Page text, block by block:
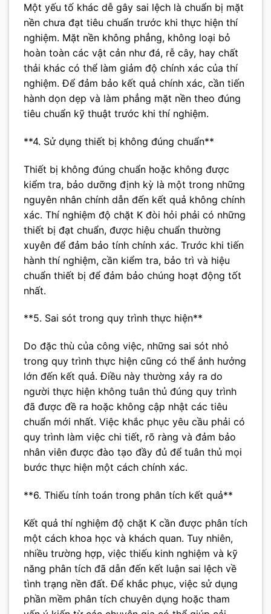
Một yếu tố khác dễ gây sai lệch là chuẩn bị mặt
nền chưa đạt tiêu chuẩn trước khi thực hiện thí
nghiệm. Mặt nền không phẳng, không loại bỏ
hoàn toàn các vật cản như đá, rễ cây, hay chất
thải khác có thể làm giảm độ chính xác của thí
nghiệm. Để đảm bảo kết quả chính xác, cần tiến
hành dọn dẹp và làm phẳng mặt nền theo đúng
tiêu chuẩn kỹ thuật trước khi thí nghiệm.
**4. Sử dụng thiết bị không đúng chuẩn**
Thiết bị không đúng chuẩn hoặc không được
kiểm tra, bảo dưỡng định kỳ là một trong những
nguyên nhân chính dẫn đến kết quả không chính
xác. Thí nghiệm độ chặt K đòi hỏi phải có những
thiết bị đạt chuẩn, được hiệu chuẩn thường
xuyên để đảm bảo tính chính xác. Trước khi tiến
hành thí nghiệm, cần kiểm tra, bảo trì và hiệu
chuẩn thiết bị để đảm bảo chúng hoạt động tốt
nhất.
**5. Sai sót trong quy trình thực hiện**
Do đặc thù của công việc, những sai sót nhỏ
trong quy trình thực hiện cũng có thể ảnh hưởng
lớn đến kết quả. Điều này thường xảy ra do
người thực hiện không tuân thủ đúng quy trình
đã được đề ra hoặc không cập nhật các tiêu
chuẩn mới nhất. Việc khắc phục yêu cầu phải có
quy trình làm việc chi tiết, rõ ràng và đảm bảo
nhân viên được đào tạo đầy đủ để tuân thủ mọi
bước thực hiện một cách chính xác.
**6. Thiếu tính toán trong phân tích kết quả**
Kết quả thí nghiệm độ chặt K cần được phân tích
một cách khoa học và khách quan. Tuy nhiên,
nhiều trường hợp, việc thiếu kinh nghiệm và kỹ
năng phân tích đã dẫn đến kết luận sai lệch về
tình trạng nền đất. Để khắc phục, việc sử dụng
phần mềm phân tích chuyên dụng hoặc tham